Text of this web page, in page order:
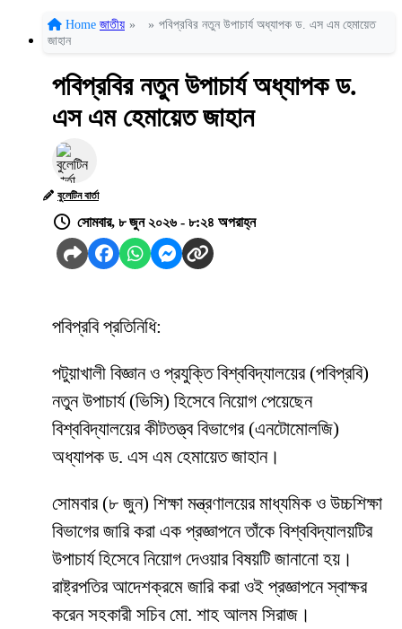
Home জাতীয় » » পবিপ্রবির নতুন উপাচার্য অধ্যাপক ড. এস এম হেমায়েত
জাহান
পবিপ্রবির নতুন উপাচার্য অধ্যাপক ড.
এস এম হেমায়েত জাহান
বুলেটিন বার্তা
সোমবার, ৮ জুন ২০২৬ - ৮:২৪ অপরাহ্ন
পবিপ্রবি প্রতিনিধি:
পটুয়াখালী বিজ্ঞান ও প্রযুক্তি বিশ্ববিদ্যালয়ের (পবিপ্রবি)
নতুন উপাচার্য (ভিসি) হিসেবে নিয়োগ পেয়েছেন
বিশ্ববিদ্যালয়ের কীটতত্ত্ব বিভাগের (এনটোমোলজি)
অধ্যাপক ড. এস এম হেমায়েত জাহান।
সোমবার (৮ জুন) শিক্ষা মন্ত্রণালয়ের মাধ্যমিক ও উচ্চশিক্ষা
বিভাগের জারি করা এক প্রজ্ঞাপনে তাঁকে বিশ্ববিদ্যালয়টির
উপাচার্য হিসেবে নিয়োগ দেওয়ার বিষয়টি জানানো হয়।
রাষ্ট্রপতির আদেশক্রমে জারি করা ওই প্রজ্ঞাপনে স্বাক্ষর
করেন সহকারী সচিব মো. শাহ আলম সিরাজ।